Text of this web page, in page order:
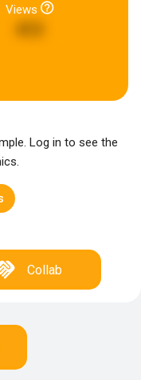
Views
Log in to see the
Collab